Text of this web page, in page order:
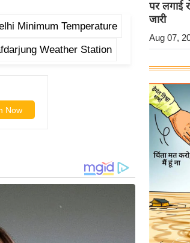
Minimum Temperature
Weather Station
पर लगाई
जारी
Aug 07,